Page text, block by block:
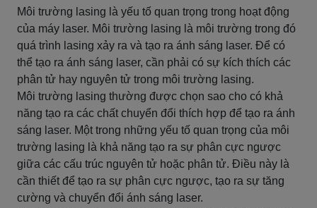
Môi trường lasing là yếu tố quan trọng trong hoạt động
của máy laser. Môi trường lasing là môi trường trong đó
quá trình lasing xảy ra và tạo ra ánh sáng laser. Để có
thể tạo ra ánh sáng laser, cần phải có sự kích thích các
phân tử hay nguyên tử trong môi trường lasing.
Môi trường lasing thường được chọn sao cho có khả
năng tạo ra các chất chuyển đổi thích hợp để tạo ra ánh
sáng laser. Một trong những yếu tố quan trọng của môi
trường lasing là khả năng tạo ra sự phân cực ngược
giữa các cấu trúc nguyên tử hoặc phân tử. Điều này là
cần thiết để tạo ra sự phân cực ngược, tạo ra sự tăng
cường và chuyển đổi ánh sáng laser.